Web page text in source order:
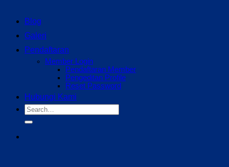
Blog
Galeri
Pendaftaran
Member Login
Pendaftaran Member
Pengeditan Profile
Reset Password
Hubungi Kami